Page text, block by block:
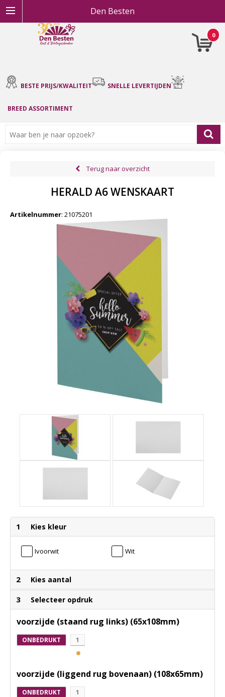
Den Besten
0
BESTE PRIJS/KWALITEIT SNELLE LEVERTIJDEN
BREED ASSORTIMENT
Terug naar overzicht
HERALD A6 WENSKAART
Artikelnummer: 21075201
1 Kies kleur
Ivoorwit Wit
2 Kies aantal
3 Selecteer opdruk
voorzijde (staand rug links) (65x108mm)
ONBEDRUKT 1
voorzijde (liggend rug bovenaan) (108x65mm)
ONBEDRUKT 1